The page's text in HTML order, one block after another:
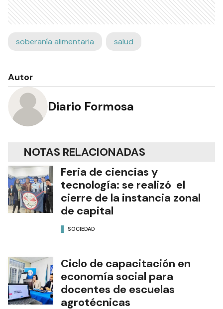
soberanía alimentaria salud
Autor
Diario Formosa
NOTAS RELACIONADAS
Feria de ciencias y
tecnología: se realizó el
cierre de la instancia zonal
de capital
SOCIEDAD
Ciclo de capacitación en
economía social para
docentes de escuelas
agrotécnicas